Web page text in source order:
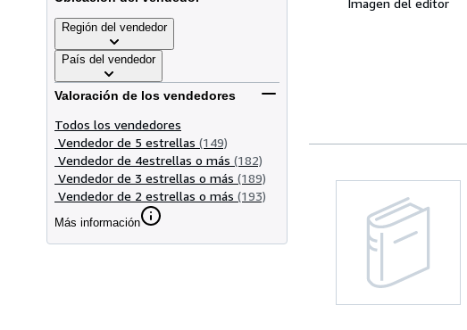
Región del vendedor
País del vendedor
Valoración de los vendedores
Todos los vendedores
Vendedor de 5 estrellas (149)
Vendedor de 4estrellas o más (182)
Vendedor de 3 estrellas o más (189)
Vendedor de 2 estrellas o más (193)
Más información
Imagen del editor